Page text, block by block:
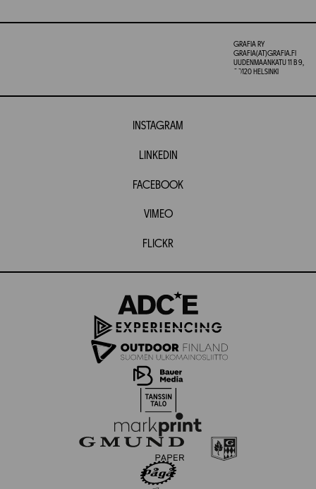
GRAFIA RY
GRAFIA(AT)GRAFIA.FI
UUDENMAANKATU 11 B 9,
00120 HELSINKI
INSTAGRAM
LINKEDIN
FACEBOOK
VIMEO
FLICKR